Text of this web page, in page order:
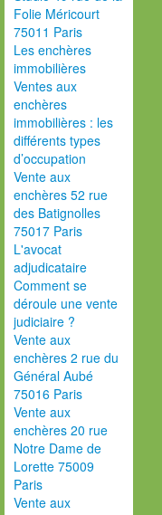
Folie Méricourt
75011 Paris
Les enchères
immobilières
Ventes aux
enchères
immobilières : les
différents types
d’occupation
Vente aux
enchères 52 rue
des Batignolles
75017 Paris
L'avocat
adjudicataire
Comment se
déroule une vente
judiciaire ?
Vente aux
enchères 2 rue du
Général Aubé
75016 Paris
Vente aux
enchères 20 rue
Notre Dame de
Lorette 75009
Paris
Vente aux